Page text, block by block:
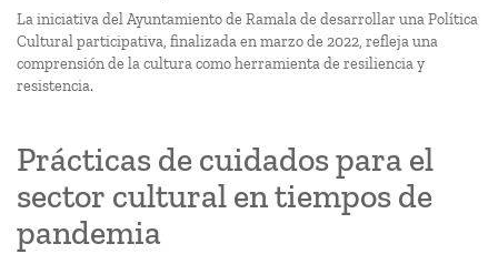
La iniciativa del Ayuntamiento de Ramala de desarrollar una Política
Cultural participativa, finalizada en marzo de 2022, refleja una
comprensión de la cultura como herramienta de resiliencia y
resistencia.
Prácticas de cuidados para el
sector cultural en tiempos de
pandemia